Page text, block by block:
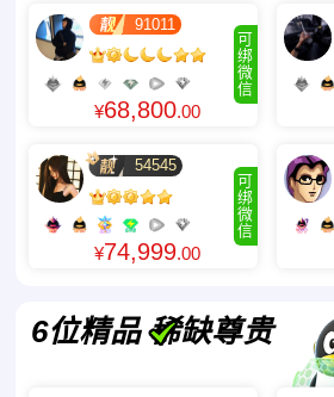
可
绑
微
信
91011
¥68,800.00
可
绑
微
信
54545
¥74,999.00
6位精品 稀缺尊贵